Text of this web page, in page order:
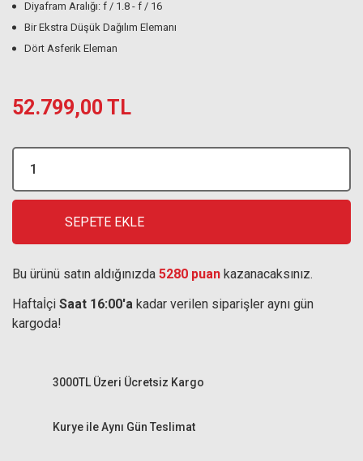
Diyafram Aralığı: f / 1.8 - f / 16
Bir Ekstra Düşük Dağılım Elemanı
Dört Asferik Eleman
52.799,00 TL
SEPETE EKLE
Bu ürünü satın aldığınızda 5280 puan kazanacaksınız.
Haftaİçi Saat 16:00'a kadar verilen siparişler aynı gün
kargoda!
Kurye ile Aynı Gün Teslimat
3000TL Üzeri Ücretsiz Kargo